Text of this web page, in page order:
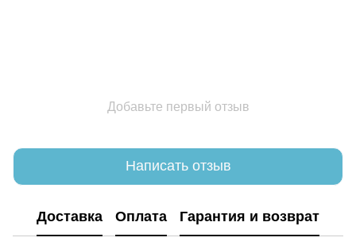
Добавьте первый отзыв
Написать отзыв
Доставка Оплата Гарантия и возврат